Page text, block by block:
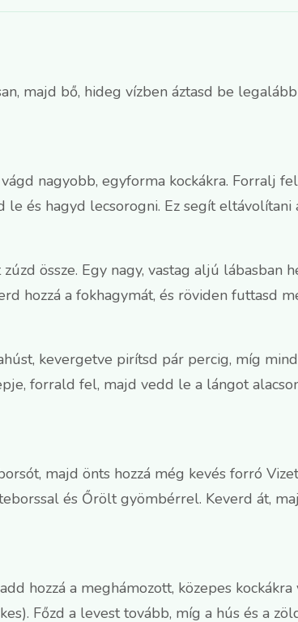
majd bő, hideg vízben áztasd be
nagyobb, egyforma kockákra. Forralj
és hagyd lecsorogni. Ez segít eltávolítani
össze. Egy nagy, vastag aljú lábasban
hozzá a fokhagymát, és röviden futtasd
kevergetve pirítsd pár percig, míg
forrald fel, majd vedd le a lángot
majd önts hozzá még kevés forró
és Őrölt gyömbérrel. Keverd át,
hozzá a meghámozott, közepes
Főzd a levest tovább, míg a hús és a